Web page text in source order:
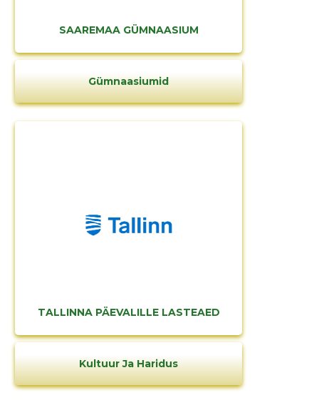
SAAREMAA GÜMNAASIUM
Gümnaasiumid
TALLINNA PÄEVALILLE LASTEAED
Kultuur Ja Haridus